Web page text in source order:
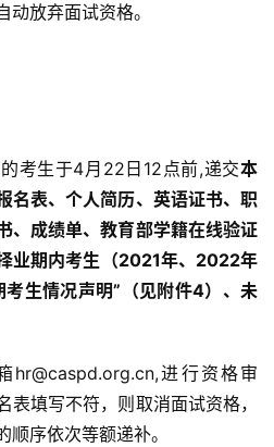
放弃面试资格。
考生于4月22日12点前,递交本
名表、个人简历、英语证书、职
、成绩单、教育部学籍在线验证
业期内考生（2021年、2022年
生情况声明”（见附件4）、未
hr@caspd.org.cn,进行资格审
填写不符，则取消面试资格，
序依次等额递补。